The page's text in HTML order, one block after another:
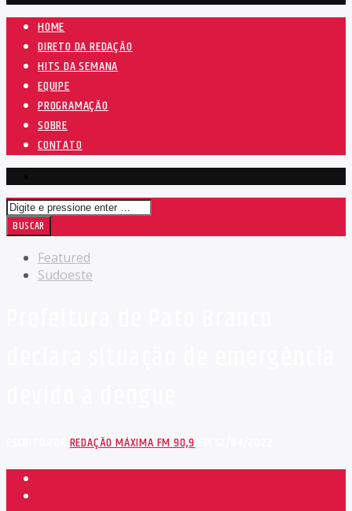
HOME
DIRETO DA REDAÇÃO
HITS DA SEMANA
EQUIPE
PROGRAMAÇÃO
SOBRE
CONTATO
Featured
Sudoeste
ESCRITO PORREDAÇÃO MÁXIMA FM 90,9EM 12/04/2022